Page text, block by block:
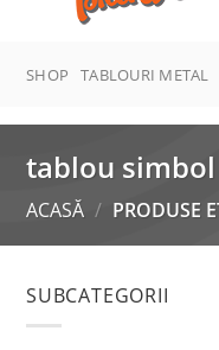
SHOP TABLOURI METAL
tablou simbol
ACASĂ / PRODUSE
SUBCATEGORII